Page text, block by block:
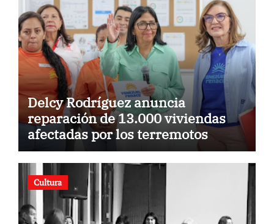
Delcy Rodríguez anuncia
reparación de 13.000 viviendas
afectadas por los terremotos
Cultura